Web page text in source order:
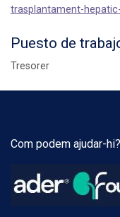
trasplantament-
Puesto de
Tresorer
Com podem ajudar-hi?